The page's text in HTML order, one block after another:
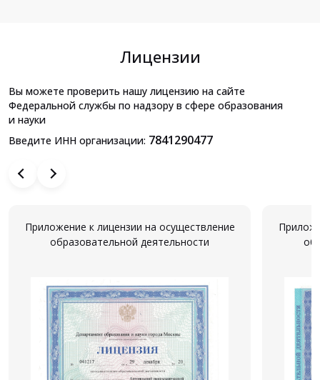
Лицензии
Вы можете проверить нашу лицензию на сайте
Федеральной службы по надзору в сфере образования
и науки
Введите ИНН организации: 7841290477
Приложение к лицензии на осуществление
образовательной деятельности